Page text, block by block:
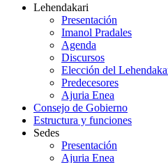
Lehendakari
Presentación
Imanol Pradales
Agenda
Discursos
Elección del
Predecesores
Ajuria Enea
Consejo de Gobierno
Estructura y funciones
Sedes
Presentación
Ajuria Enea